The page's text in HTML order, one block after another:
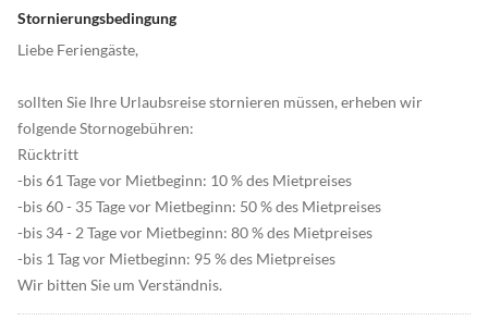
Stornierungsbedingung
Liebe Feriengäste,
sollten Sie Ihre Urlaubsreise stornieren müssen, erheben wir
folgende Stornogebühren:
Rücktritt
-bis 61 Tage vor Mietbeginn: 10 % des Mietpreises
-bis 60 - 35 Tage vor Mietbeginn: 50 % des Mietpreises
-bis 34 - 2 Tage vor Mietbeginn: 80 % des Mietpreises
-bis 1 Tag vor Mietbeginn: 95 % des Mietpreises
Wir bitten Sie um Verständnis.